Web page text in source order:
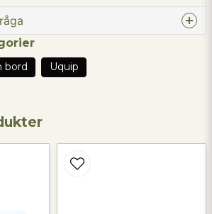
om denna produkten...
bord Uquip